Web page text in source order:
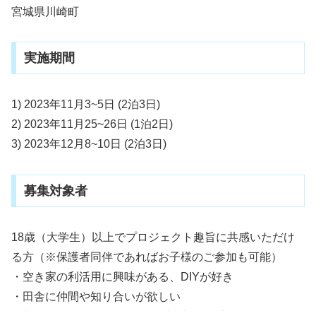
宮城県川崎町
実施期間
1) 2023年11月3~5日 (2泊3日)
2) 2023年11月25~26日 (1泊2日)
3) 2023年12月8~10日 (2泊3日)
募集対象者
18歳（大学生）以上でプロジェクト趣旨に共感いただけ
る方（※保護者同伴であればお子様のご参加も可能）
・空き家の利活用に興味がある、DIYが好き
・田舎に仲間や知り合いが欲しい